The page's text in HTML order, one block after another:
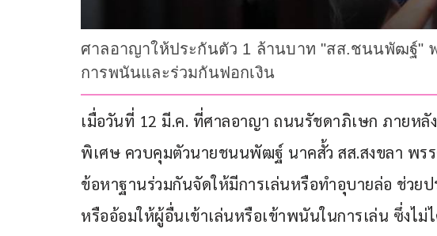
ศาลอาญาให้ประกันตัว 1 ล้านบาท "สส.ชนนพัฒฐ์"
การพนันและร่วมกันฟอกเงิน
เมื่อวันที่ 12 มี.ค. ที่ศาลอาญา ถนนรัชดาภิเษก ภายหลั
พิเศษ ควบคุมตัวนายชนนพัฒฐ์ นาคสั้ว สส.สงขลา พร
ข้อหาฐานร่วมกันจัดให้มีการเล่นหรือทำอุบายล่อ ช่วย
หรืออ้อมให้ผู้อื่นเข้าเล่นหรือเข้าพนันในการเล่น ซึ่งไ